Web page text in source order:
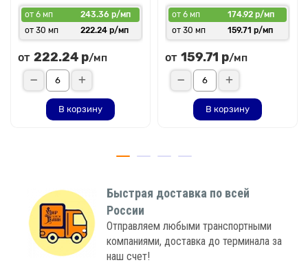
от 6 мп
243.36 р/мп
от 30 мп
222.24 р/мп
от 222.24 р/мп
В корзину
от 6 мп
174.92 р/мп
от 30 мп
159.71 р/мп
от 159.71 р/мп
В корзину
Быстрая доставка по всей
России
Отправляем любыми транспортными
компаниями, доставка до терминала за
наш счет!